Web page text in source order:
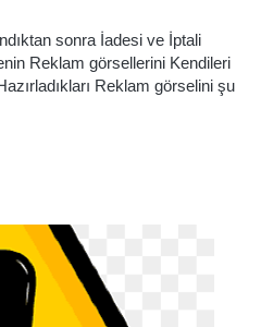
sonra İadesi ve İptali
Reklam görsellerini Kendileri
Reklam görselini şu